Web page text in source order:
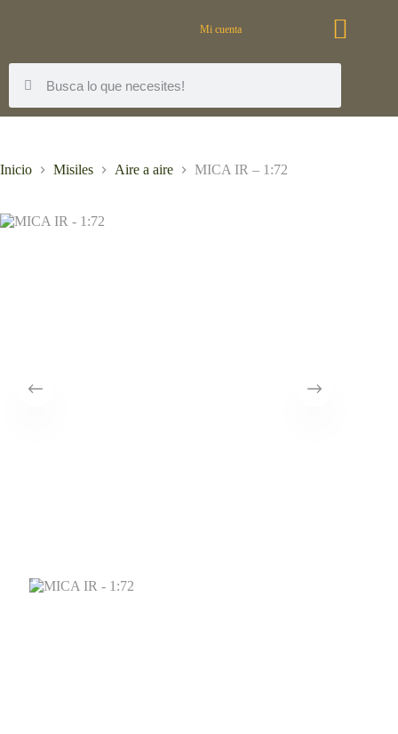
Mi cuenta
Inicio Misiles Aire a aire MICA IR – 1:72